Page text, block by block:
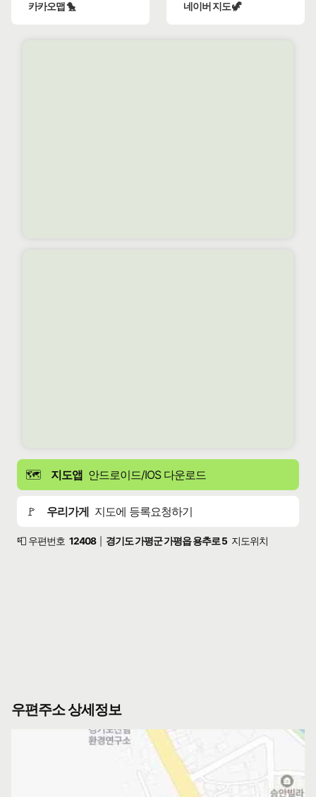
카카오맵 🐤 네이버 지도 🦖
🗺️ 지도앱 안드로이드/IOS 다운로드
🚩 우리가게 지도에 등록요청하기
📮 우편번호 12408 경기도 가평군 가평읍 용추로 5 지도위치
우편주소 상세정보